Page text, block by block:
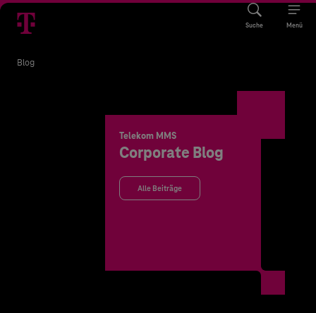
Suche Menü
Blog
Telekom MMS
Corporate Blog
Alle Beiträge